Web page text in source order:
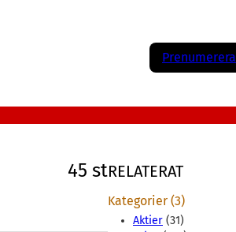
Prenumerera
45 stRELATERAT
Kategorier (3)
Aktier (31)